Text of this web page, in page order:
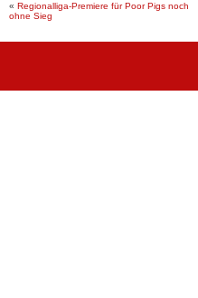
« Regionalliga-Premiere für Poor Pigs noch
ohne Sieg